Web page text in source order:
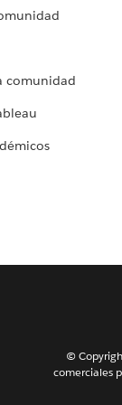
comunidad
©
comerciales